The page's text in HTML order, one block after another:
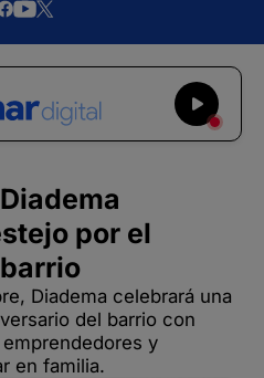
por el
Diadema celebrará una
del barrio con
y
en familia.